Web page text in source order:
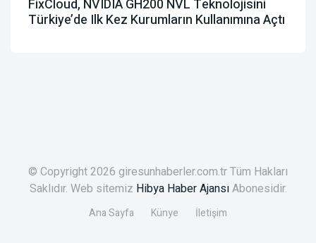
FixCloud, NVIDIA GH200 NVL Teknolojisini
Türkiye’de Ilk Kez Kurumların Kullanımına Açtı
© Copyright 2026 giresunhaberler.com.tr Tüm Hakları
Saklıdır. Web sitemiz Hibya Haber AjansıAbonesidir.
Ana Sayfa Künye İletişim